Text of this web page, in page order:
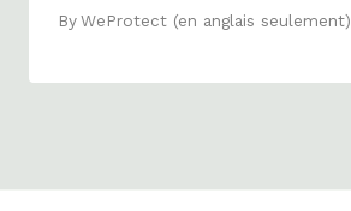
ByWeProtect (en anglais seulement)